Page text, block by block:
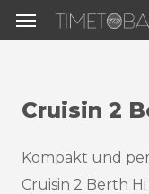
Skip
to
Menu
Cruisin 2
Kompakt und
Cruisin 2 Berth